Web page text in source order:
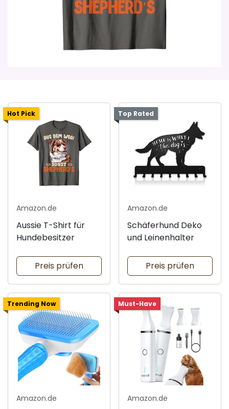
Hot Pick
Amazon.de
Aussie T-Shirt für
Hundebesitzer
Preis prüfen
Top Rated
Amazon.de
Schäferhund Deko
und Leinenhalter
Preis prüfen
Trending Now
Amazon.de
Must-Have
Amazon.de